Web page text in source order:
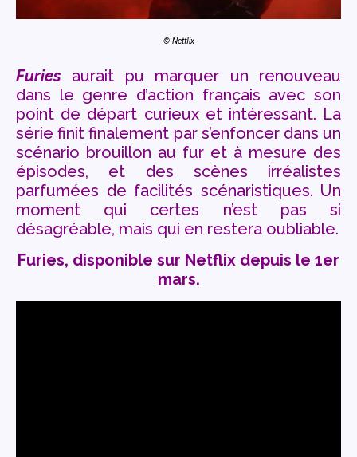
© Netflix
Furies aurait pu marquer un renouveau
dans le genre d’action français avec son
point de départ curieux et intéressant. La
série finit finalement par s’enfoncer dans un
scénario brouillon au fur et à mesure des
épisodes, et des scènes irréalistes
parfumées de facilités scénaristiques. Un
moment qui certes n’est pas si
désagréable, mais qui en restera oubliable.
Furies, disponible sur Netflix depuis le 1er
mars.